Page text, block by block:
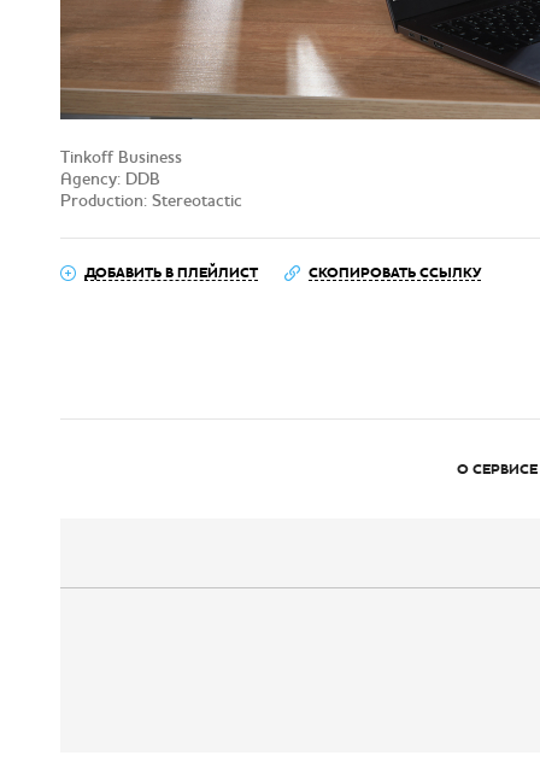
Tinkoff Business
Agency: DDB
Production: Stereotactic
ДОБАВИТЬ В ПЛЕЙЛИСТ СКОПИРОВАТЬ ССЫЛКУ
О СЕРВИСЕ